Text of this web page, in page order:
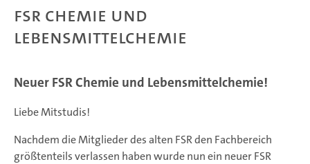
FSR Chemie und
Lebensmittelchemie
Neuer FSR Chemie und Lebensmittelchemie!
Liebe Mitstudis!
Nachdem die Mitglieder des alten FSR den Fachbereich
größtenteils verlassen haben wurde nun ein neuer FSR